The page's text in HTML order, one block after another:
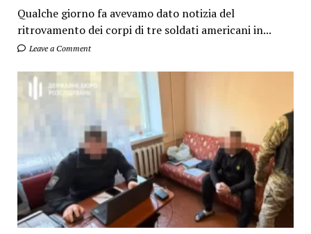
Qualche giorno fa avevamo dato notizia del
ritrovamento dei corpi di tre soldati americani in...
Leave a Comment